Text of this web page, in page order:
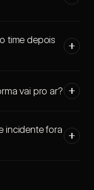
time depois
vai pro ar?
incidente fora